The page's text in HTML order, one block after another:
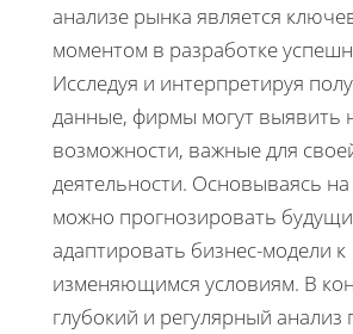
анализе рынка является
моментом в разработке
Исследуя и интерпретируя
данные, фирмы могут выявить
возможности, важные для
деятельности. Основываясь на
можно прогнозировать
адаптировать бизнес-модели к
изменяющимся условиям. В
глубокий и регулярный анализ